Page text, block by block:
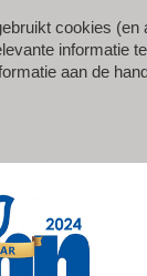
cookies
informatie
aan de